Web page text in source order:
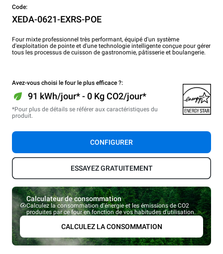
Code:
XEDA-0621-EXRS-POE
Four mixte professionnel très performant, équipé d'un système
d'exploitation de pointe et d'une technologie intelligente conçue pour gérer
tous les processus de cuisson de gastronomie, pâtisserie et boulangerie.
Avez-vous choisi le four le plus efficace ?:
91 kWh/jour* - 0 Kg CO2/jour*
*Pour plus de détails se référer aux caractéristiques du
produit.
CONFIGURER
ESSAYEZ GRATUITEMENT
Calculateur de consommation
Calculez la consommation d'énergie et les émissions de CO2
produites par ce four en fonction de vos habitudes d'utilisation.
CALCULEZ LA CONSOMMATION